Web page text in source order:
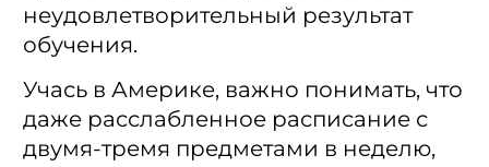
неудовлетворительный результат
обучения.
Учась в Америке, важно понимать, что
даже расслабленное расписание с
двумя-тремя предметами в неделю,